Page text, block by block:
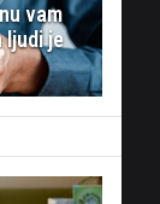
vam
ljudi je